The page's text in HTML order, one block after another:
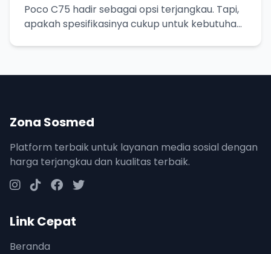
Poco C75 hadir sebagai opsi terjangkau. Tapi,
apakah spesifikasinya cukup untuk kebutuhan
Zona Sosmed
Platform terbaik untuk layanan media sosial dengan
harga terjangkau dan kualitas terbaik.
Link Cepat
Beranda